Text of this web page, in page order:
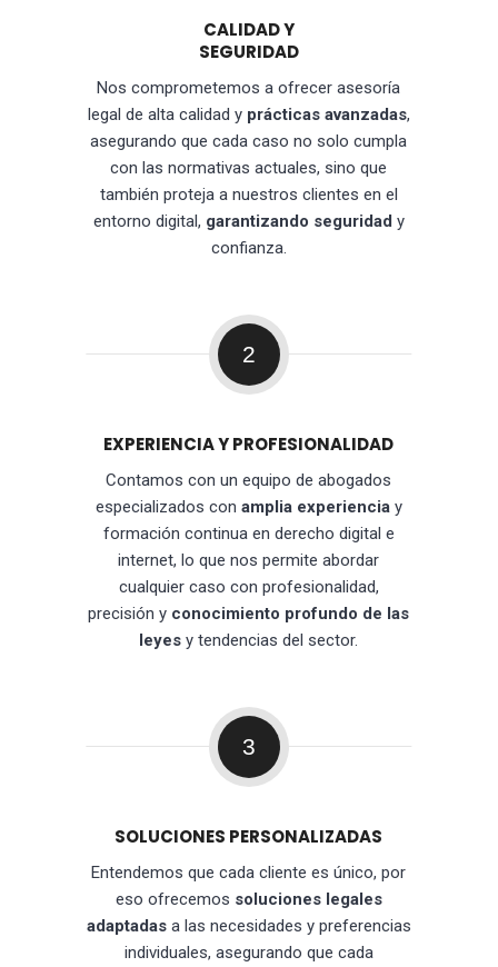
CALIDAD Y
SEGURIDAD
Nos comprometemos a ofrecer asesoría
legal de alta calidad y prácticas avanzadas,
asegurando que cada caso no solo cumpla
con las normativas actuales, sino que
también proteja a nuestros clientes en el
entorno digital, garantizando seguridad y
confianza.
2
EXPERIENCIA Y PROFESIONALIDAD
Contamos con un equipo de abogados
especializados con amplia experienciay
formación continua en derecho digital e
internet, lo que nos permite abordar
cualquier caso con profesionalidad,
precisión y conocimiento profundo de las
leyes y tendencias del sector.
3
SOLUCIONES PERSONALIZADAS
Entendemos que cada cliente es único, por
eso ofrecemos soluciones legales
adaptadasa las necesidades y preferencias
individuales, asegurando que cada